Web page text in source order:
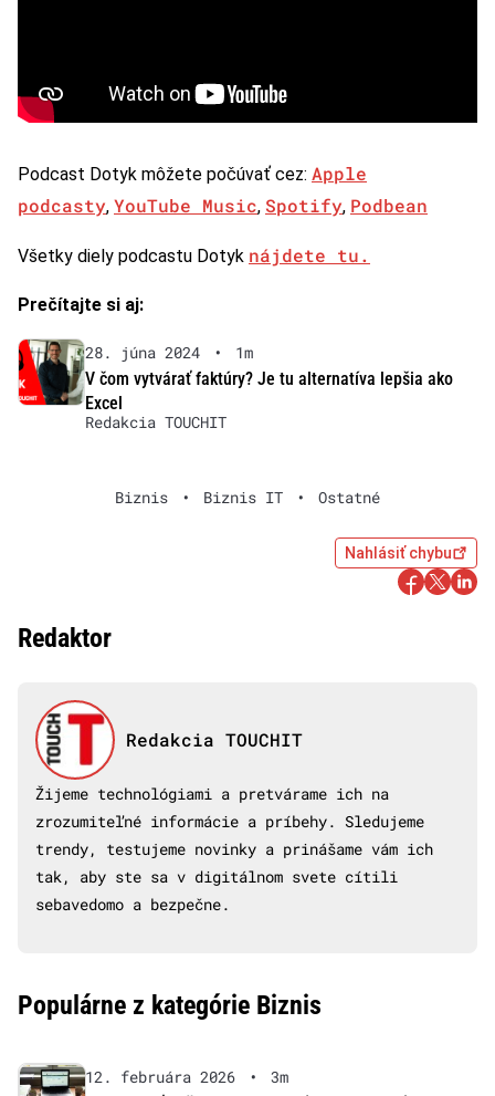
Podcast Dotyk môžete počúvať cez: Apple
podcasty, YouTube Music, Spotify, Podbean
Všetky diely podcastu Dotyk nájdete tu.
Prečítajte si aj:
28. júna 2024 •
1m
V čom vytvárať faktúry? Je tu alternatíva lepšia ako
Excel
Redakcia TOUCHIT
Biznis • Biznis IT • Ostatné
Nahlásiť chybu
Redaktor
Redakcia TOUCHIT
Žijeme technológiami a pretvárame ich na
zrozumiteľné informácie a príbehy. Sledujeme
trendy, testujeme novinky a prinášame vám ich
tak, aby ste sa v digitálnom svete cítili
sebavedomo a bezpečne.
Populárne z kategórie Biznis
12. februára 2026 •
3m